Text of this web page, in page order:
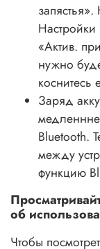
«Актив.
нужно
коснитесь
Заряд
Bluetooth.
между
функцию
об
Чтобы